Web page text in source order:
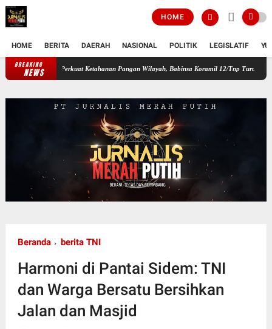
HOME
HOME BERITA DAERAH NASIONAL POLITIK LEGISLATIF
BREAKING
NEWS
Perkuat Ketahanan Pangan Wilayah, Babinsa Koramil 12/Tnp Turun Tangan Bantu
Beranda berita TNI
Harmoni di Pantai Sidem: TNI
dan Warga Bersatu Bersihkan
Jalan dan Masjid